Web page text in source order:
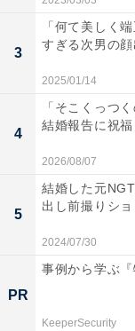
3
「何て美しく
すぎる次男の
2025/01/14
4
「そこくっつ
結婚報告に祝
2026/08/07
5
結婚した元
出し前撮りシ
2024/07/30
PR
事例から学ぶ『
KeeperSecurity